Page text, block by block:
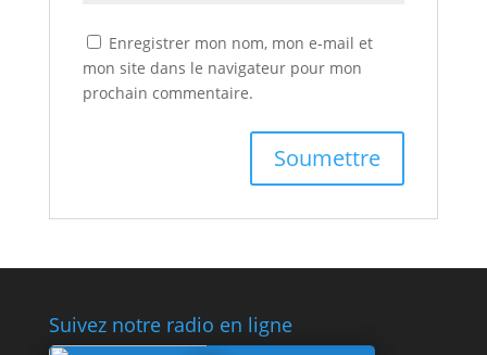
Enregistrer mon nom, mon e-mail et
mon site dans le navigateur pour mon
prochain commentaire.
Suivez notre radio en ligne